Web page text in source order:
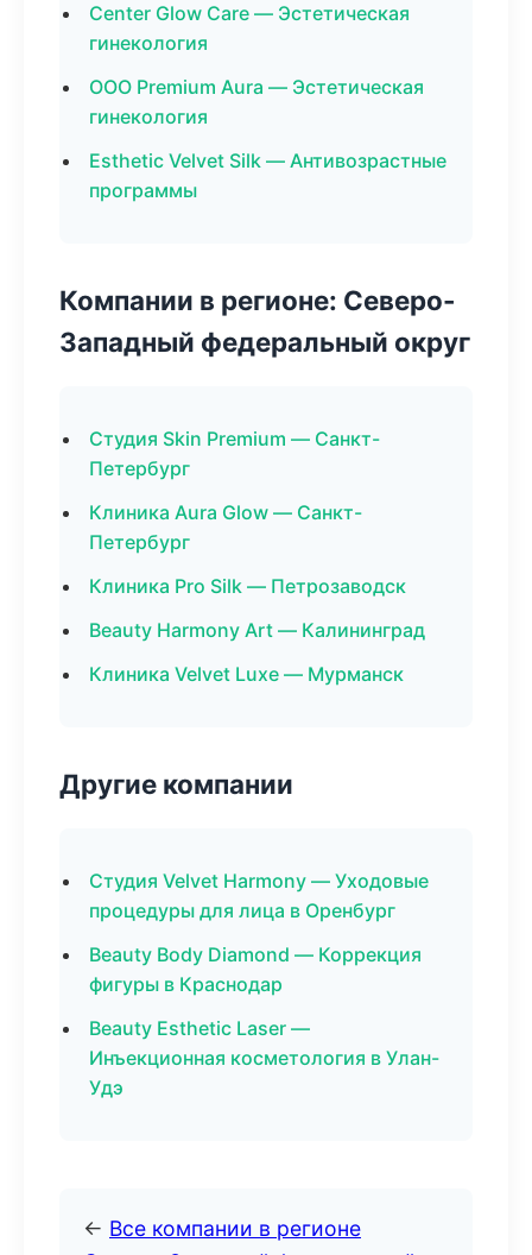
Center Glow Care — Эстетическая
гинекология
ООО Premium Aura — Эстетическая
гинекология
Esthetic Velvet Silk — Антивозрастные
программы
Компании в регионе: Северо-
Западный федеральный округ
Студия Skin Premium — Санкт-
Петербург
Клиника Aura Glow — Санкт-
Петербург
Клиника Pro Silk — Петрозаводск
Beauty Harmony Art — Калининград
Клиника Velvet Luxe — Мурманск
Другие компании
Студия Velvet Harmony — Уходовые
процедуры для лица в Оренбург
Beauty Body Diamond — Коррекция
фигуры в Краснодар
Beauty Esthetic Laser —
Инъекционная косметология в Улан-
Удэ
← Все компании в регионе